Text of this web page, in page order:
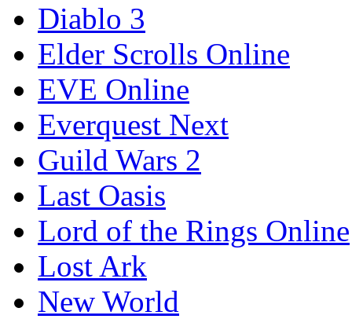
Diablo 3
Elder Scrolls Online
EVE Online
Everquest Next
Guild Wars 2
Last Oasis
Lord of the Rings Online
Lost Ark
New World